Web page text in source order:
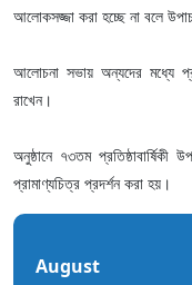
আলোকসজ্জা করা হচ্ছে না বলে
আলোচনা সভায় অন্যদের মধ্যে
রাখেন।
অনুষ্ঠানে ৭৩তম
প্রামাণ্যচিত্র প্রদর্শন করা হয়।
August